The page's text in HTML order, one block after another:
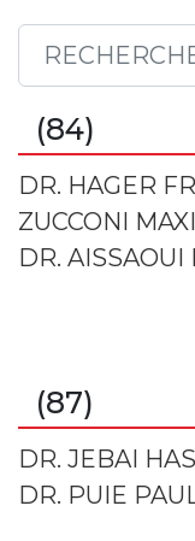
(84)
DR. HAGER
ZUCCONI
DR. AISSAOUI
(87)
DR. JEBAI
DR. PUIE